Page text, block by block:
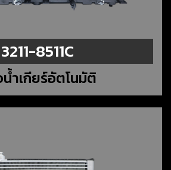
3211-8511C
ำเกียร์อัตโนมัติ